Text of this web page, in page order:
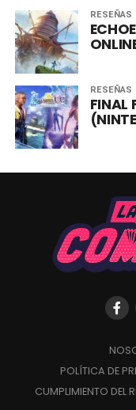
RESEÑAS
RESEÑAS
FINAL
POLÍTICA DE
CUMPLIMIENTO DEL